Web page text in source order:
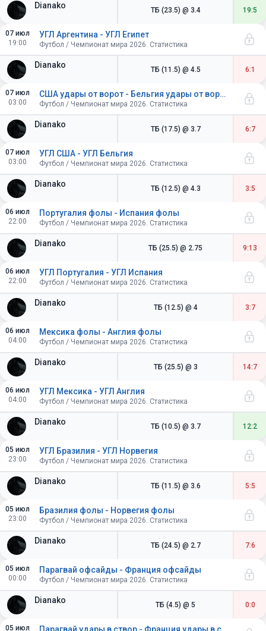
Dianako ТБ (23.5) @ 3.4 19:5
07 июл
19:00
Dianako
УГЛ Аргентина - УГЛ Египет
Футбол / Чемпионат мира 2026. Статистика
ТБ (11.5) @ 4.5 6:1
07 июл
03:00
Dianako
США удары от ворот - Бельгия удары от ворот
Футбол / Чемпионат мира 2026. Статистика
ТБ (17.5) @ 3.7 6:7
07 июл
03:00
Dianako
УГЛ США - УГЛ Бельгия
Футбол / Чемпионат мира 2026. Статистика
ТБ (12.5) @ 4.3 3:5
06 июл
22:00
Dianako
Португалия фолы - Испания фолы
Футбол / Чемпионат мира 2026. Статистика
ТБ (25.5) @ 2.75 9:13
06 июл
22:00
Dianako
УГЛ Португалия - УГЛ Испания
Футбол / Чемпионат мира 2026. Статистика
ТБ (12.5) @ 4 3:7
06 июл
04:00
Dianako
Мексика фолы - Англия фолы
Футбол / Чемпионат мира 2026. Статистика
ТБ (25.5) @ 3 14:7
06 июл
04:00
Dianako
УГЛ Мексика - УГЛ Англия
Футбол / Чемпионат мира 2026. Статистика
ТБ (10.5) @ 3.7 12:2
05 июл
23:00
Dianako
УГЛ Бразилия - УГЛ Норвегия
Футбол / Чемпионат мира 2026. Статистика
ТБ (11.5) @ 3.6 5:5
05 июл
23:00
Dianako
Бразилия фолы - Норвегия фолы
Футбол / Чемпионат мира 2026. Статистика
ТБ (24.5) @ 2.7 7:6
05 июл
00:00
Dianako
Парагвай офсайды - Франция офсайды
Футбол / Чемпионат мира 2026. Статистика
ТБ (4.5) @ 5 0:0
05 июл